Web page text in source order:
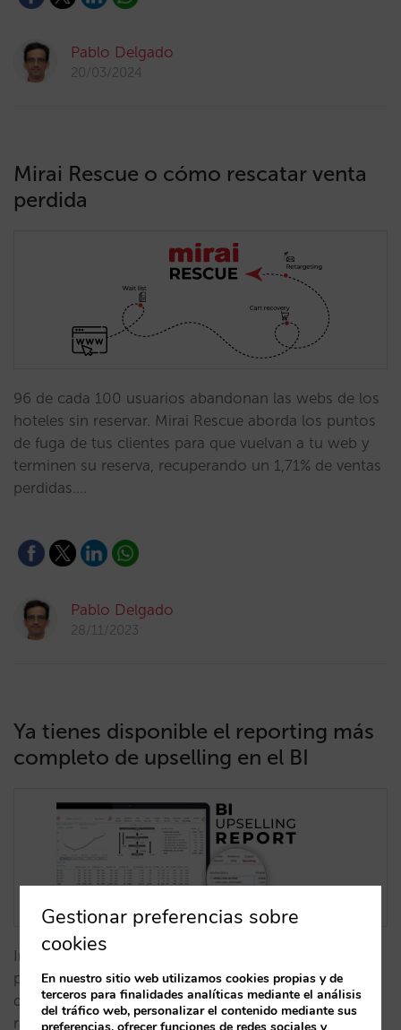
Pablo Delgado
20/03/2024
Mirai Rescue o cómo rescatar venta
perdida
96 de cada 100 usuarios abandonan las webs de los
hoteles sin reservar. Mirai Rescue aborda los puntos
de fuga de tus clientes para que vuelvan a tu web y
terminen su reserva, recuperando un 1,71% de ventas
perdidas.…
Pablo Delgado
28/11/2023
Ya tienes disponible el reporting más
completo de upselling en el BI
Incorporamos el informe de upselling en nuestro BI,
proporcionando datos detallados sobre la actividad
de esta funcionalidad, como upsellings propuestos,
ratio de conversión, etc.…
Gestionar preferencias sobre
cookies
En nuestro sitio web utilizamos cookies propias y de
terceros para finalidades analíticas mediante el análisis
del tráfico web, personalizar el contenido mediante sus